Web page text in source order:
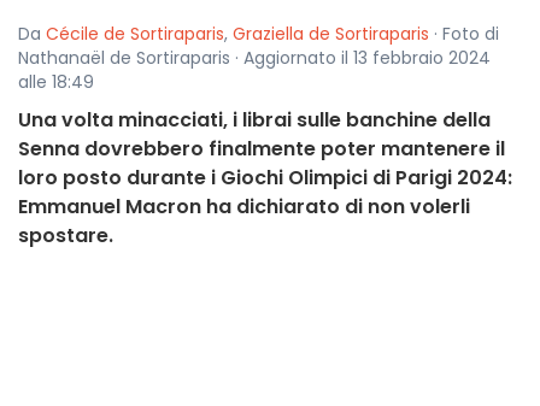
Da Cécile de Sortiraparis, Graziella de Sortiraparis · Foto di
Nathanaël de Sortiraparis · Aggiornato il 13 febbraio 2024
alle 18:49
Una volta minacciati, i librai sulle banchine della
Senna dovrebbero finalmente poter mantenere il
loro posto durante i Giochi Olimpici di Parigi 2024:
Emmanuel Macron ha dichiarato di non volerli
spostare.